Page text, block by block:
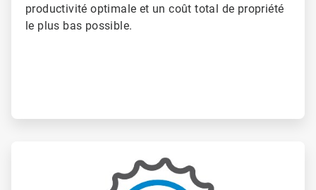
productivité optimale et un coût total de propriété
le plus bas possible.